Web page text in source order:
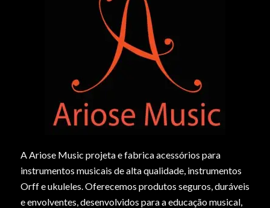
A Ariose Music projeta e fabrica acessórios para
instrumentos musicais de alta qualidade, instrumentos
Orff e ukuleles. Oferecemos produtos seguros, duráveis
e envolventes, desenvolvidos para a educação musical,